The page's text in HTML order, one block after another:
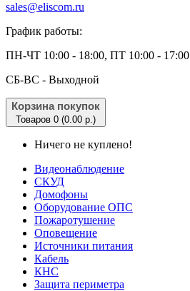
sales@eliscom.ru
График работы:
ПН-ЧТ 10:00 - 18:00, ПТ 10:00 - 17:00
CБ-ВС - Выходной
Корзина покупок
Товаров 0 (0.00 р.)
Ничего не куплено!
Видеонаблюдение
СКУД
Домофоны
Оборудование ОПС
Пожаротушение
Оповещение
Источники питания
Кабель
КНС
Защита периметра